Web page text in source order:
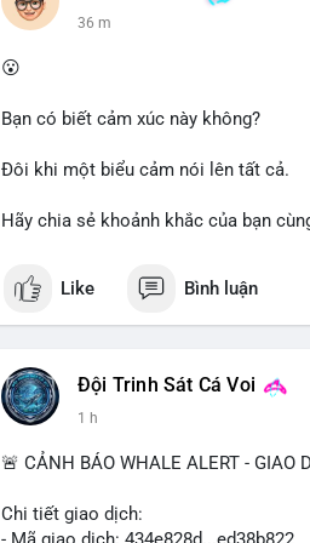
trường trong ngắn hạn có thể xảy ra.
Lời khuyên cho nhà đầu tư nhỏ lẻ:
quản lý rủi ro chặt chẽ. Không nên sử
#61dot37btc #chuyenvilanh
36 m
😮
Bạn có biết cảm xúc này không?
Đôi khi một biểu cảm nói lên tất cả.
Hãy chia sẻ khoảnh khắc của bạn
Like Bình luận
Đội Trinh Sát Cá Voi
1 h
🚨 CẢNH BÁO WHALE ALERT - GIAO
Chi tiết giao dịch: